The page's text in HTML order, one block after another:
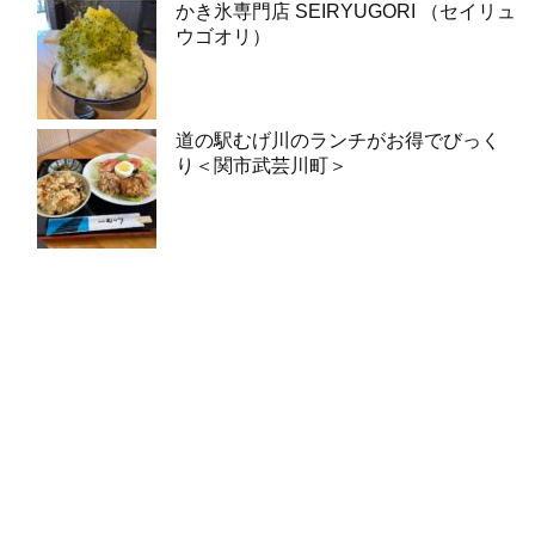
かき氷専門店 SEIRYUGORI （セイリュ
ウゴオリ）
道の駅むげ川のランチがお得でびっく
り＜関市武芸川町＞